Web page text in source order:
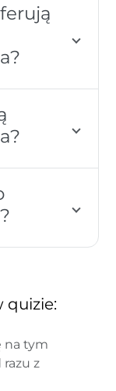
quizie:
na tym
z